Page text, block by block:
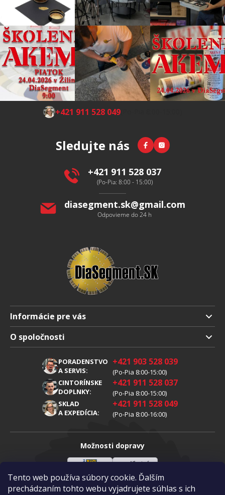
Tento web používa súbory cookie. Ďalším
prechádzaním tohto webu vyjadrujete súhlas s ich
Z +421 911 528 049(Po-Pia 8:00-15:00)
Sledujte nás Facebook
Instagram
+421 911 528 037
(Po-Pia: 8:00 - 15:00)
diasegment.sk@gmail.com
Odpovieme do 24 h
Informácie pre vás
Doprava a platba
Obchodné podmienky
Reklamácia
Spracovanie osobných údajov
O spoločnosti
PORADENSTVO
A SERVIS:
+421 903 528 039
(Po-Pia 8:00-15:00)
CINTORÍNSKE
DOPLNKY:
+421 911 528 037
(Po-Pia 8:00-15:00)
SKLAD
A EXPEDÍCIA:
+421 911 528 049
(Po-Pia 8:00-16:00)
Možnosti dopravy
Sloveenská
pošta
Vlastná
doprava
Možnosti platby